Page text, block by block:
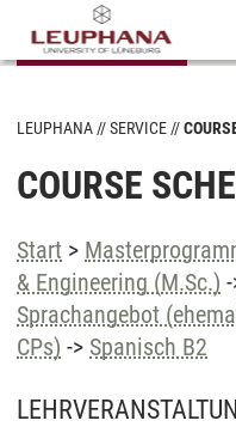
LEUPHANA SERVICE
COURSE
Start >
& Engineering (M.Sc.)
Sprachangebot
CPs) -> Spanisch B2